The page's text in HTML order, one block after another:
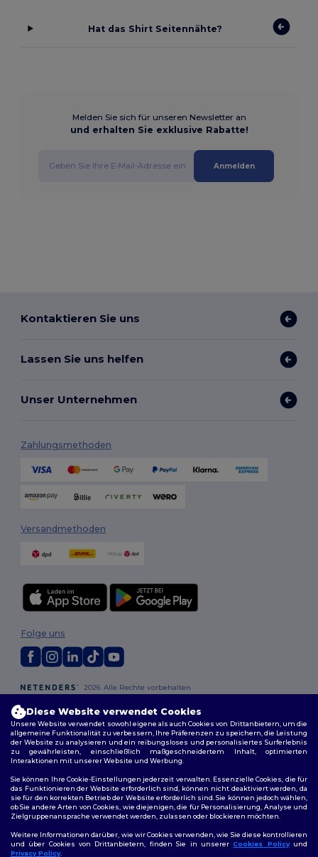
Hat das Shirt Seitennähte?
Melden Sie sich für unseren Newsletter an
und erhalten Sie exklusive Rabatte!
Anmelden
Kontaktieren Sie uns
Lassen Sie uns helfen
Unser Unternehmen
Zahlungsmethoden
Versandmethoden
2026. Alle Rechte vorbehalten
Datenschutzbestimmungen|Cookie-Richtlinie|
Folge uns
Berlin| Hamburg|München | Köln| Frankfurt | Essen | Dortmund|
Stuttgart| Düsseldorf| Bremen
Diese Website verwendet Cookies
Unsere Website verwendet sowohl eigene als auch Cookies von Drittanbietern, um die
allgemeine Funktionalität zu verbessern, Ihre Präferenzen zu speichern, die Leistung
der Website zu analysieren und ein reibungsloses und personalisiertes Surferlebnis
zu gewährleisten, einschließlich maßgeschneidertem Inhalt, optimierten
Interaktionen mit unserer Website und Werbung.
Sie können Ihre Cookie-Einstellungen jederzeit verwalten. Essenzielle Cookies, die für
das Funktionieren der Website erforderlich sind, können nicht deaktiviert werden, da
sie für den korrekten Betrieb der Website erforderlich sind. Sie können jedoch wählen,
ob Sie andere Arten von Cookies, wie diejenigen, die für Personalisierung, Analyse und
Zielgruppenansprache verwendet werden, zulassen oder blockieren möchten.
Weitere Informationen darüber, wie wir Cookies verwenden, wie Sie diese kontrollieren
und über Cookies von Drittanbietern, finden Sie in unsererCookies Policyund
Privacy Policy.